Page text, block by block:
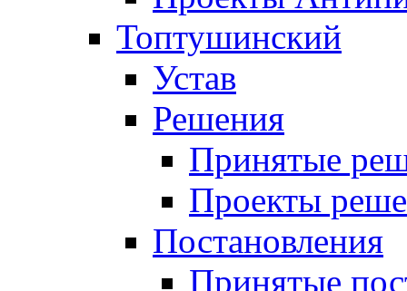
Топтушинский
Устав
Решения
Принятые
Проекты
Постановления
Принятые